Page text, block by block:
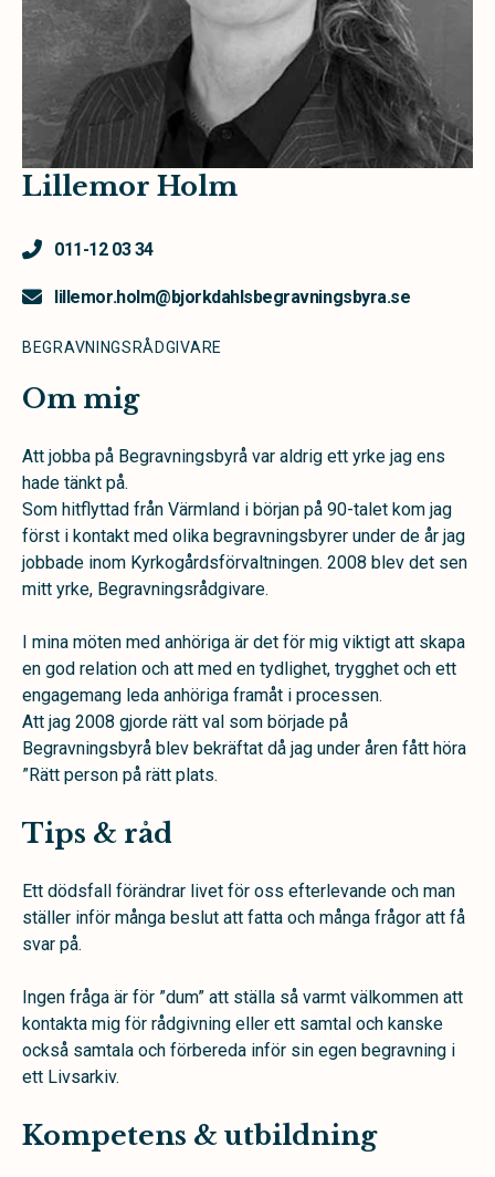
Lillemor Holm
011-12 03 34
lillemor.holm@bjorkdahlsbegravningsbyra.se
BEGRAVNINGSRÅDGIVARE
Om mig
Att jobba på Begravningsbyrå var aldrig ett yrke jag ens
hade tänkt på.
Som hitflyttad från Värmland i början på 90-talet kom jag
först i kontakt med olika begravningsbyrer under de år jag
jobbade inom Kyrkogårdsförvaltningen. 2008 blev det sen
mitt yrke, Begravningsrådgivare.
I mina möten med anhöriga är det för mig viktigt att skapa
en god relation och att med en tydlighet, trygghet och ett
engagemang leda anhöriga framåt i processen.
Att jag 2008 gjorde rätt val som började på
Begravningsbyrå blev bekräftat då jag under åren fått höra
”Rätt person på rätt plats.
Tips & råd
Ett dödsfall förändrar livet för oss efterlevande och man
ställer inför många beslut att fatta och många frågor att få
svar på.
Ingen fråga är för ”dum” att ställa så varmt välkommen att
kontakta mig för rådgivning eller ett samtal och kanske
också samtala och förbereda inför sin egen begravning i
ett Livsarkiv.
Kompetens & utbildning